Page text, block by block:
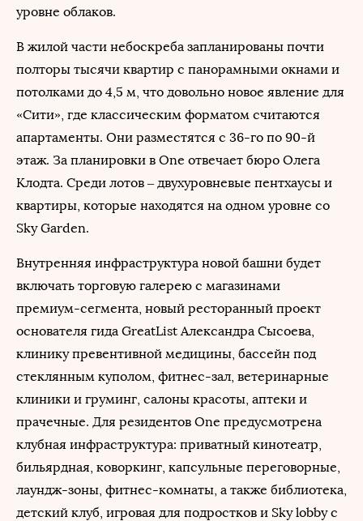
уровне облаков.
В жилой части небоскреба запланированы почти
полторы тысячи квартир с панорамными окнами и
потолками до 4,5 м, что довольно новое явление для
«Сити», где классическим форматом считаются
апартаменты. Они разместятся с 36-го по 90-й
этаж. За планировки в One отвечает бюро Олега
Клодта. Среди лотов ‒ двухуровневые пентхаусы и
квартиры, которые находятся на одном уровне со
Sky Garden.
Внутренняя инфраструктура новой башни будет
включать торговую галерею с магазинами
премиум-сегмента, новый ресторанный проект
основателя гида GreatList Александра Сысоева,
клинику превентивной медицины, бассейн под
стеклянным куполом, фитнес-зал, ветеринарные
клиники и груминг, салоны красоты, аптеки и
прачечные. Для резидентов One предусмотрена
клубная инфраструктура: приватный кинотеатр,
бильярдная, коворкинг, капсульные переговорные,
лаундж-зоны, фитнес-комнаты, а также библиотека,
детский клуб, игровая для подростков и Sky lobby с